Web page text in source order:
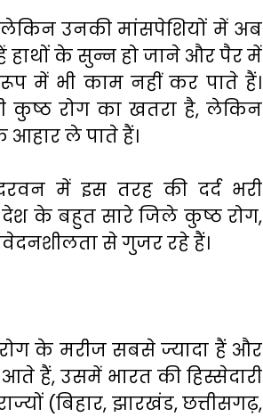
लेकिन उनकी मांसपेशियों में अब
हाथों के सुन्न हो जाने और पैर में
में भी काम नहीं कर पाते हैं।
कुष्ठ रोग का खतरा है, लेकिन
ले पाते हैं।
में इस तरह की दर्द भरी
देश के बहुत सारे जिले कुष्ठ रोग,
से गुजर रहे हैं।
के मरीज सबसे ज्यादा हैं और
हैं, उसमें भारत की हिस्सेदारी
(बिहार, झारखंड, छत्तीसगढ़,